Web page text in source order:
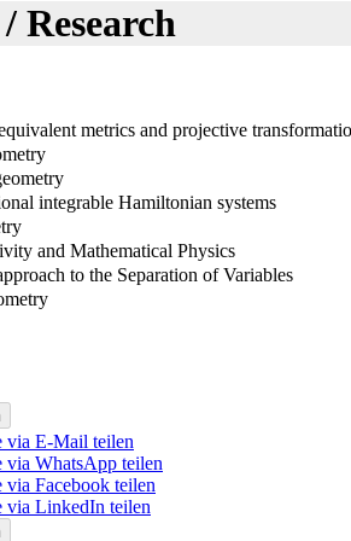
Research
metrics and projective
integrable Hamiltonian systems
and Mathematical Physics
to the Separation of Variables
via E-Mail teilen
via WhatsApp teilen
via Facebook teilen
via LinkedIn teilen